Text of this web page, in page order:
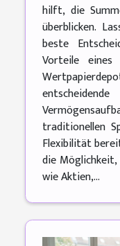
hilft, die
überblicken.
beste
Vorteile
traditionellen
Flexibilität
die
wie Aktien,...